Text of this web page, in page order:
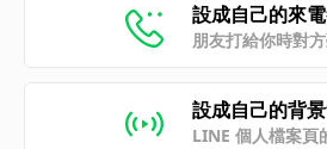
設成自己的來
朋友打給你時對
設成自己的背
LINE 個人檔案頁